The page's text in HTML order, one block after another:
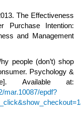
The Effectiveness
Purchase Intention:
and Management
people (don’t) shop
Psychology &
Available at:
mar.10087/epdf?